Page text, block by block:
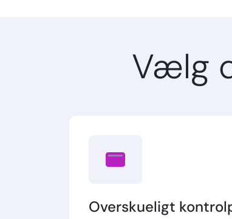
Vælg
Overskueligt